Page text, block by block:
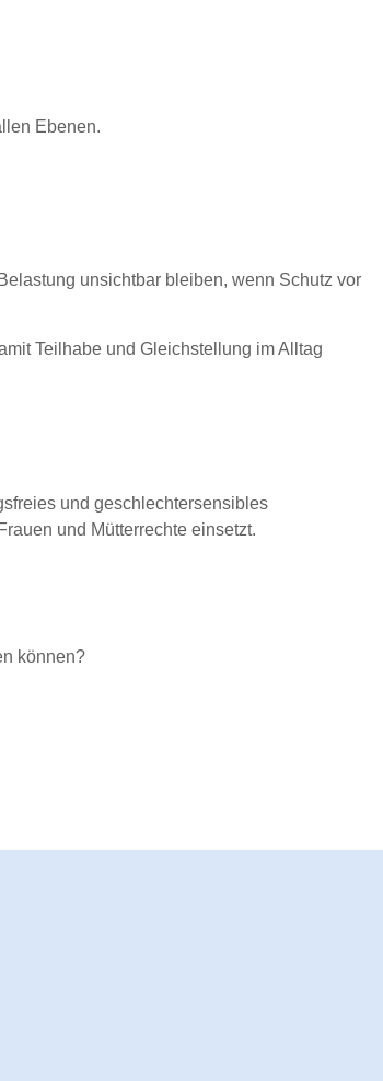
Ebenen.
unsichtbar bleiben, wenn Schutz vor
Teilhabe und Gleichstellung im Alltag
und geschlechtersensibles
und Mütterrechte einsetzt.
können?